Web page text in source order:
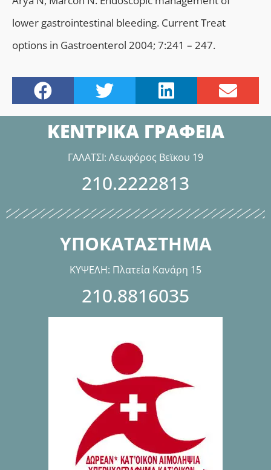
lower gastrointestinal bleeding. Current Treat
options in Gastroenterol 2004; 7:241 – 247.
ΚΕΝΤΡΙΚΑ ΓΡΑΦΕΙΑ
ΓΑΛΑΤΣΙ: Λεωφόρος Βεϊκου 19
210.2222813
ΥΠΟΚΑΤΑΣΤΗΜΑ
ΚΥΨΕΛΗ: Πλατεία Κανάρη 15
210.8816035